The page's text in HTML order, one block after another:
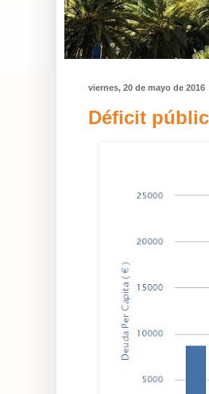
viernes, 20 de mayo de 2016
Déficit